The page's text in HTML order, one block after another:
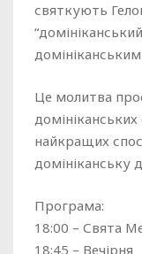
святкують
Це молитва
найкращих
домініканську
Програма:
18:00 – Свята
18:45 – Вечірня